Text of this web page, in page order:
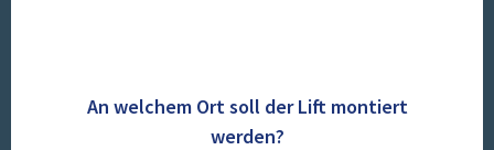
An welchem Ort soll der Lift montiert
werden?